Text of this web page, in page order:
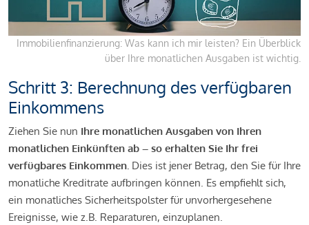
Immobilienfinanzierung: Was kann ich mir leisten? Ein Überblick
über Ihre monatlichen Ausgaben ist wichtig.
Schritt 3: Berechnung des verfügbaren
Einkommens
Ziehen Sie nun Ihre monatlichen Ausgaben von Ihren
monatlichen Einkünften ab – so erhalten Sie Ihr frei
verfügbares Einkommen. Dies ist jener Betrag, den Sie für Ihre
monatliche Kreditrate aufbringen können. Es empfiehlt sich,
ein monatliches Sicherheitspolster für unvorhergesehene
Ereignisse, wie z.B. Reparaturen, einzuplanen.